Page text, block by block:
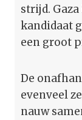
strijd.
kandidaat
een groot
De
evenveel
nauw